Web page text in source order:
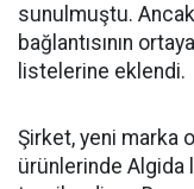
sunulmuştu.
bağlantısının
listelerine eklendi.
Şirket, yeni marka
ürünlerinde Algida